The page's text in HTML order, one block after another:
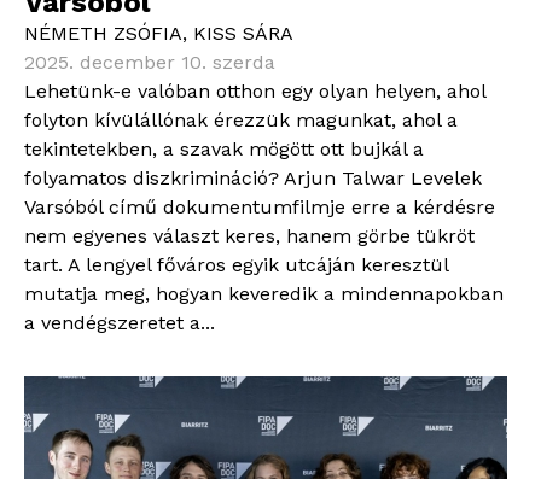
NÉMETH ZSÓFIA, KISS SÁRA
2025. december 10. szerda
Lehetünk-e valóban otthon egy olyan helyen, ahol
folyton kívülállónak érezzük magunkat, ahol a
tekintetekben, a szavak mögött ott bujkál a
folyamatos diszkrimináció? Arjun Talwar Levelek
Varsóból című dokumentumfilmje erre a kérdésre
nem egyenes választ keres, hanem görbe tükröt
tart. A lengyel főváros egyik utcáján keresztül
mutatja meg, hogyan keveredik a mindennapokban
a vendégszeretet a...